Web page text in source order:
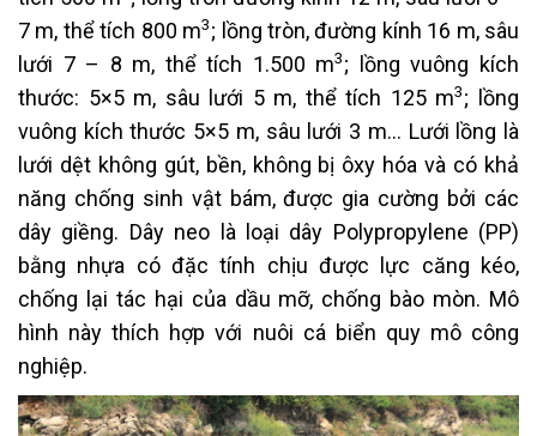
7 m, thể tích 800 m3; lồng tròn, đường kính 16 m, sâu
lưới 7 – 8 m, thể tích 1.500 m3; lồng vuông kích
thước: 5×5 m, sâu lưới 5 m, thể tích 125 m3; lồng
vuông kích thước 5×5 m, sâu lưới 3 m… Lưới lồng là
lưới dệt không gút, bền, không bị ôxy hóa và có khả
năng chống sinh vật bám, được gia cường bởi các
dây giềng. Dây neo là loại dây Polypropylene (PP)
bằng nhựa có đặc tính chịu được lực căng kéo,
chống lại tác hại của dầu mỡ, chống bào mòn. Mô
hình này thích hợp với nuôi cá biển quy mô công
nghiệp.